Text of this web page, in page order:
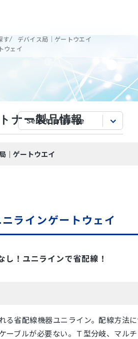
す
デバイス局｜ゲートウエイ
ウェイ
ナー製品情報
｜ゲートウエイ
ラインゲートウェイ
し！ユニラインで省配線！
る省配線機器ユニライン。配線方法
ーブルが必要ない。Ｔ型分岐、マル